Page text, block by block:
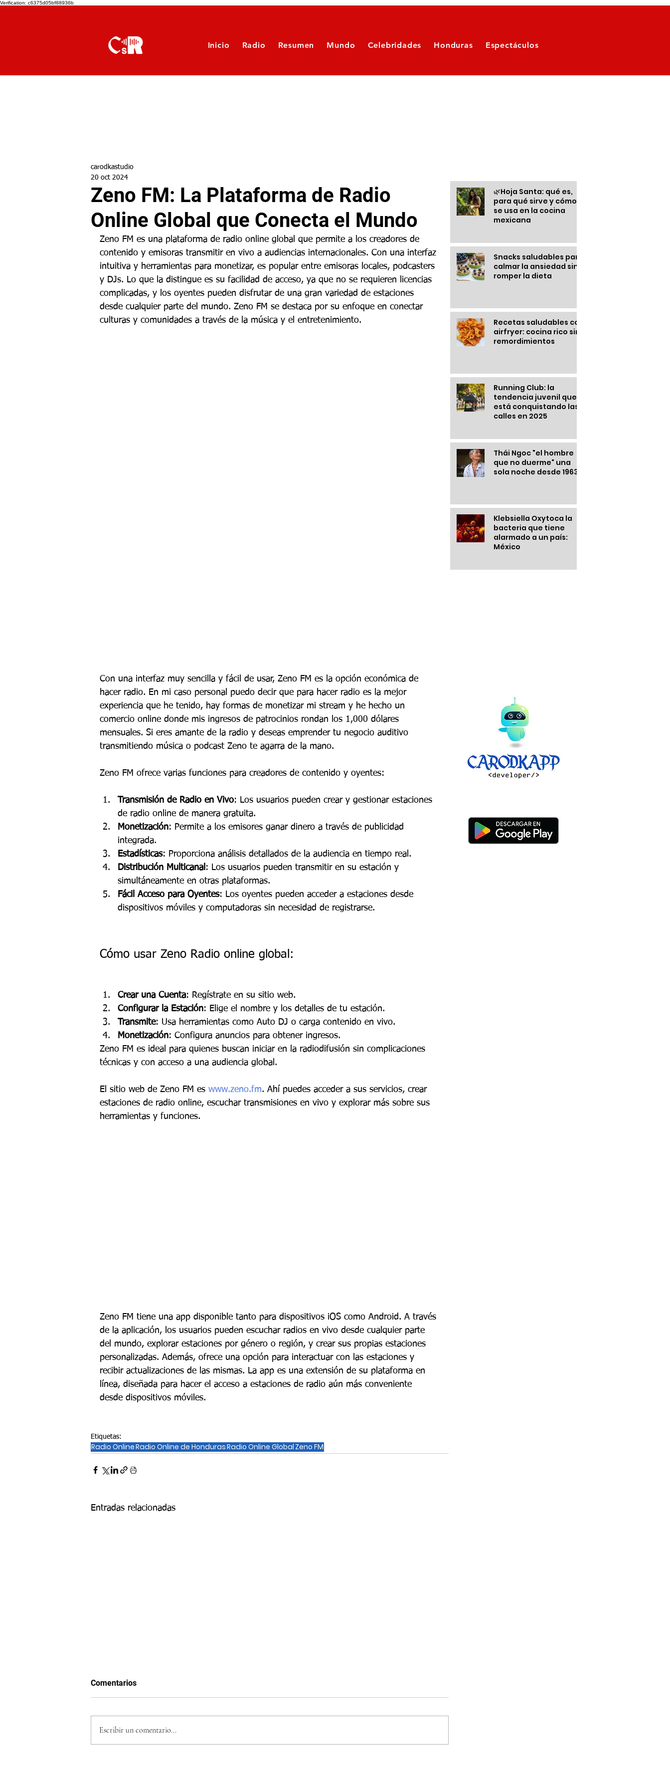
Verification: c6375d05bf88936b
Inicio Radio Resumen Mundo Celebridades Honduras Espectáculos
Zeno FM: La Plataforma de Radio
Online Global que Conecta el Mundo
carodkastudio
20 oct 2024
Zeno FM es una plataforma de radio online global que permite a los creadores de
contenido y emisoras transmitir en vivo a audiencias internacionales. Con una interfaz
intuitiva y herramientas para monetizar, es popular entre emisoras locales, podcasters
y DJs. Lo que la distingue es su facilidad de acceso, ya que no se requieren licencias
complicadas, y los oyentes pueden disfrutar de una gran variedad de estaciones
desde cualquier parte del mundo. Zeno FM se destaca por su enfoque en conectar
culturas y comunidades a través de la música y el entretenimiento.
Con una interfaz muy sencilla y fácil de usar, Zeno FM es la opción económica de
hacer radio. En mi caso personal puedo decir que para hacer radio es la mejor
experiencia que he tenido, hay formas de monetizar mi stream y he hecho un
comercio online donde mis ingresos de patrocinios rondan los 1,000 dólares
mensuales. Si eres amante de la radio y deseas emprender tu negocio auditivo
transmitiendo música o podcast Zeno te agarra de la mano.
Zeno FM ofrece varias funciones para creadores de contenido y oyentes:
Transmisión de Radio en Vivo: Los usuarios pueden crear y gestionar estaciones
de radio online de manera gratuita.
Monetización: Permite a los emisores ganar dinero a través de publicidad
integrada.
Estadísticas: Proporciona análisis detallados de la audiencia en tiempo real.
Distribución Multicanal : Los usuarios pueden transmitir en su estación y
simultáneamente en otras plataformas.
Fácil Acceso para Oyentes: Los oyentes pueden acceder a estaciones desde
dispositivos móviles y computadoras sin necesidad de registrarse.
Cómo usar Zeno Radio online global:
Crear una Cuenta: Regístrate en su sitio web.
Configurar la Estación: Elige el nombre y los detalles de tu estación.
Transmite: Usa herramientas como Auto DJ o carga contenido en vivo.
Monetización: Configura anuncios para obtener ingresos.
Zeno FM es ideal para quienes buscan iniciar en la radiodifusión sin complicaciones
técnicas y con acceso a una audiencia global.
El sitio web de Zeno FM es www.zeno.fm. Ahí puedes acceder a sus servicios, crear
estaciones de radio online, escuchar transmisiones en vivo y explorar más sobre sus
herramientas y funciones.
Zeno FM tiene una app disponible tanto para dispositivos iOS como Android. A través
de la aplicación, los usuarios pueden escuchar radios en vivo desde cualquier parte
del mundo, explorar estaciones por género o región, y crear sus propias estaciones
personalizadas. Además, ofrece una opción para interactuar con las estaciones y
recibir actualizaciones de las mismas. La app es una extensión de su plataforma en
línea, diseñada para hacer el acceso a estaciones de radio aún más conveniente
desde dispositivos móviles.
Etiquetas:
Radio OnlineRadio Online de HondurasRadio Online Global Zeno FM
Entradas relacionadas
Comentarios
Escribir un comentario...
🌿Hoja Santa: qué es,
para qué sirve y cómo
se usa en la cocina
mexicana
Snacks saludables para
calmar la ansiedad sin
romper la dieta
Recetas saludables con
airfryer: cocina rico sin
remordimientos
Running Club: la
tendencia juvenil que
está conquistando las
calles en 2025
Thái Ngoc "el hombre
que no duerme" una
sola noche desde 1963
Klebsiella Oxytoca la
bacteria que tiene
alarmado a un país:
México